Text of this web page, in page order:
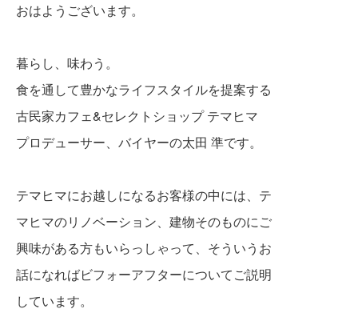
おはようございます。
暮らし、味わう。
食を通して豊かなライフスタイルを提案する
古民家カフェ&セレクトショップ テマヒマ
プロデューサー、バイヤーの太田 準です。
テマヒマにお越しになるお客様の中には、テ
マヒマのリノベーション、建物そのものにご
興味がある方もいらっしゃって、そういうお
話になればビフォーアフターについてご説明
しています。